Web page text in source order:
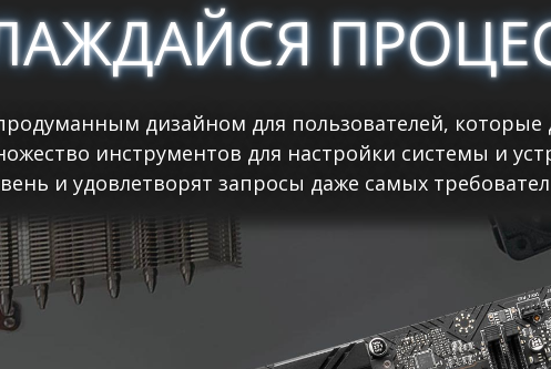
дизайном для пользователей, которые
инструментов для настройки системы и
и удовлетворят запросы даже самых